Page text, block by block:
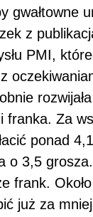
gwałtowne
z
PMI,
franka. Za
ponad
o 3,5
frank. Około
już za